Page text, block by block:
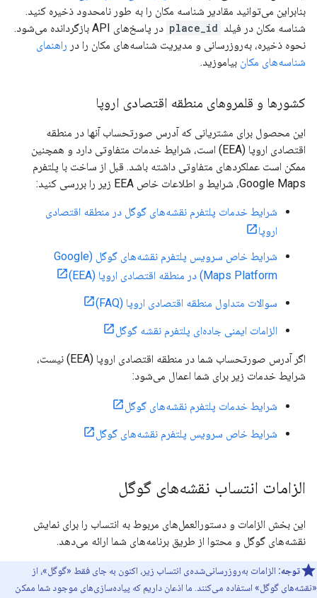
بنابراین می‌توانید مقادیر شناسه مکان را به طور نامحدود ذخیره کنید.
شناسه مکان در فیلد place_id
در پاسخ‌های API بازگردانده می‌شود.
نحوه ذخیره، به‌روزرسانی و مدیریت شناسه‌های مکان را در راهنمای
شناسه‌های مکان بیاموزید.
کشورها و قلمروهای منطقه اقتصادی اروپا
این محصول برای مشتریانی که آدرس صورتحساب آنها در منطقه
اقتصادی اروپا (EEA) است، شرایط خدمات متفاوتی دارد و همچنین
ممکن است عملکردهای متفاوتی داشته باشد. قبل از ساخت با پلتفرم
Google Maps، شرایط و اطلاعات خاص EEA زیر را بررسی کنید:
شرایط خدمات پلتفرم نقشه‌های گوگل در منطقه اقتصادی
اروپا
شرایط خاص سرویس پلتفرم نقشه‌های گوگل (Google
Maps Platform) در منطقه اقتصادی اروپا (EEA)
سوالات متداول منطقه اقتصادی اروپا (FAQ)
الزامات ایمنی جاده‌ای پلتفرم نقشه گوگل
اگر آدرس صورتحساب شما در منطقه اقتصادی اروپا (EEA) نیست،
شرایط خدمات زیر برای شما اعمال می‌شود:
شرایط خدمات پلتفرم نقشه‌های گوگل
شرایط خاص سرویس پلتفرم نقشه‌های گوگل
الزامات انتساب نقشه‌های گوگل
این بخش الزامات و دستورالعمل‌های مربوط به انتساب را برای نمایش
نقشه‌های گوگل و محتوا از طریق برنامه‌های شما ارائه می‌دهد.
توجه: الزامات به‌روزرسانی‌شده‌ی انتساب زیر، اکنون به جای فقط «گوگل»، از
«نقشه‌های گوگل» استفاده می‌کنند. ما اذعان داریم که پیاده‌سازی‌های موجود شما ممکن